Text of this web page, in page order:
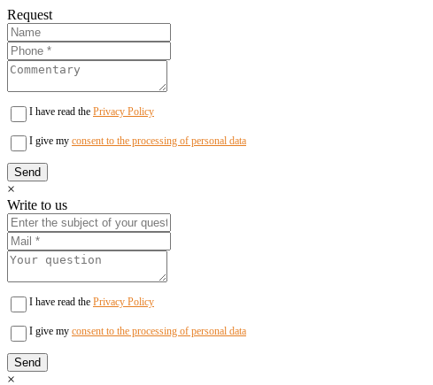
Request
I have read the Privacy Policy
I give my consent to the processing of personal data
×
Write to us
I have read the Privacy Policy
I give my consent to the processing of personal data
×